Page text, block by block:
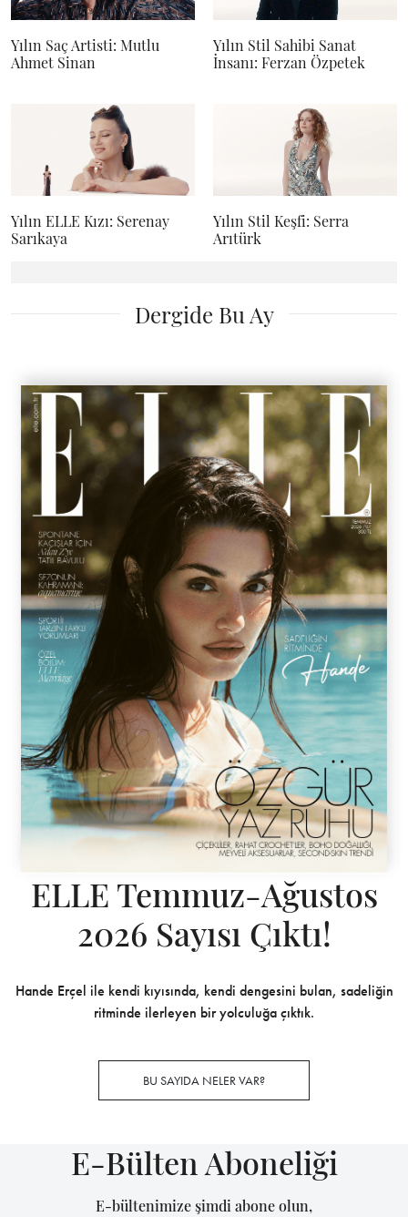
Yılın Saç Artisti: Mutlu
Ahmet Sinan
Yılın Stil Sahibi Sanat
İnsanı: Ferzan Özpetek
Yılın ELLE Kızı: Serenay
Sarıkaya
Yılın Stil Keşfi: Serra
Arıtürk
Dergide Bu Ay
ELLE Temmuz-Ağustos
2026 Sayısı Çıktı!
Hande Erçel ile kendi kıyısında, kendi dengesini bulan, sadeliğin
ritminde ilerleyen bir yolculuğa çıktık.
BU SAYIDA NELER VAR?
E-Bülten Aboneliği
E-bültenimize şimdi abone olun,